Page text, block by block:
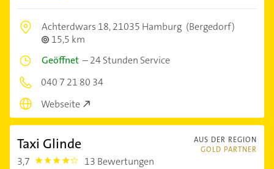
Achterdwars 18,21035 Hamburg (Bergedorf)
15,5 km
Geöffnet –24 Stunden Service
040 7 21 80 34
Webseite
AUS DER REGION
GOLD PARTNER
Taxi Glinde
3,7 3.7 13 Bewertungen